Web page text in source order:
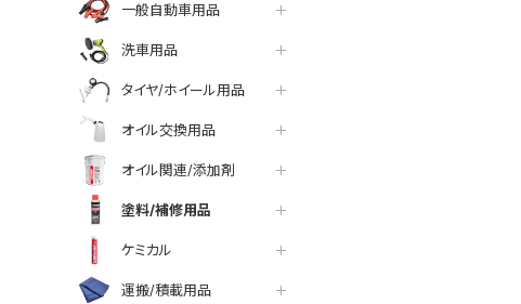
一般自動車用品
洗車用品
タイヤ/ホイール用品
オイル交換用品
オイル関連/添加剤
塗料/補修用品
ケミカル
運搬/積載用品